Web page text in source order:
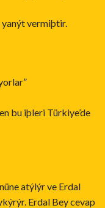
yanýt vermiþtir.
bu iþleri Türkiye’de
atýlýr ve Erdal
Erdal Bey cevap